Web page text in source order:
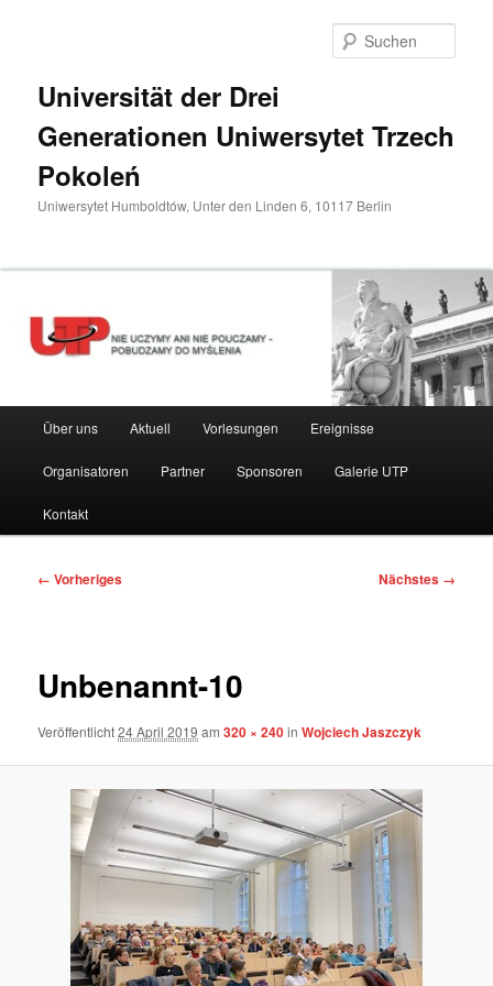
Universität der Drei
Generationen Uniwersytet Trzech
Pokoleń
Uniwersytet Humboldtów, Unter den Linden 6, 10117 Berlin
HauptmenüÜber uns Aktuell Vorlesungen Ereignisse
Organisatoren Partner Sponsoren Galerie UTP
Kontakt
Bilder-
← Vorheriges Nächstes →
Unbenannt-10
Veröffentlicht24 April 2019 am320 × 240inWojciech Jaszczyk